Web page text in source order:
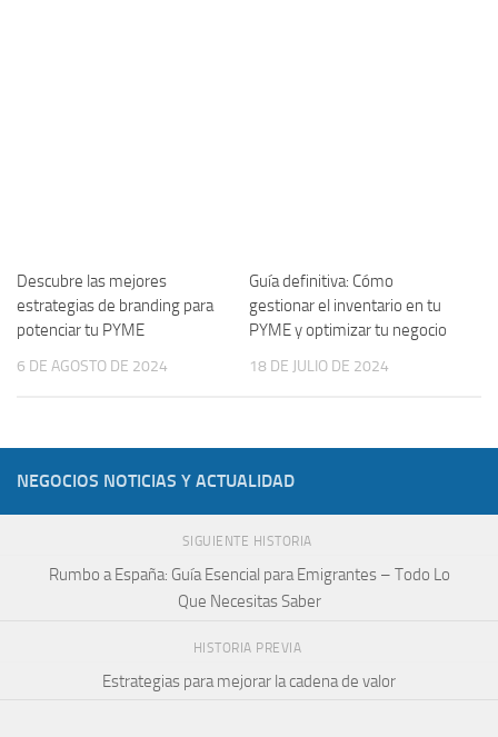
Descubre las mejores
estrategias de branding para
potenciar tu PYME
6 DE AGOSTO DE 2024
Guía definitiva: Cómo
gestionar el inventario en tu
PYME y optimizar tu negocio
18 DE JULIO DE 2024
NEGOCIOS NOTICIAS Y ACTUALIDAD
SIGUIENTE HISTORIA
Rumbo a España: Guía Esencial para Emigrantes – Todo Lo
Que Necesitas Saber
HISTORIA PREVIA
Estrategias para mejorar la cadena de valor